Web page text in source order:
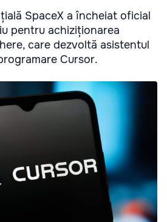
SpaceX a încheiat oficial
pentru achiziționarea
care dezvoltă asistentul
Cursor.